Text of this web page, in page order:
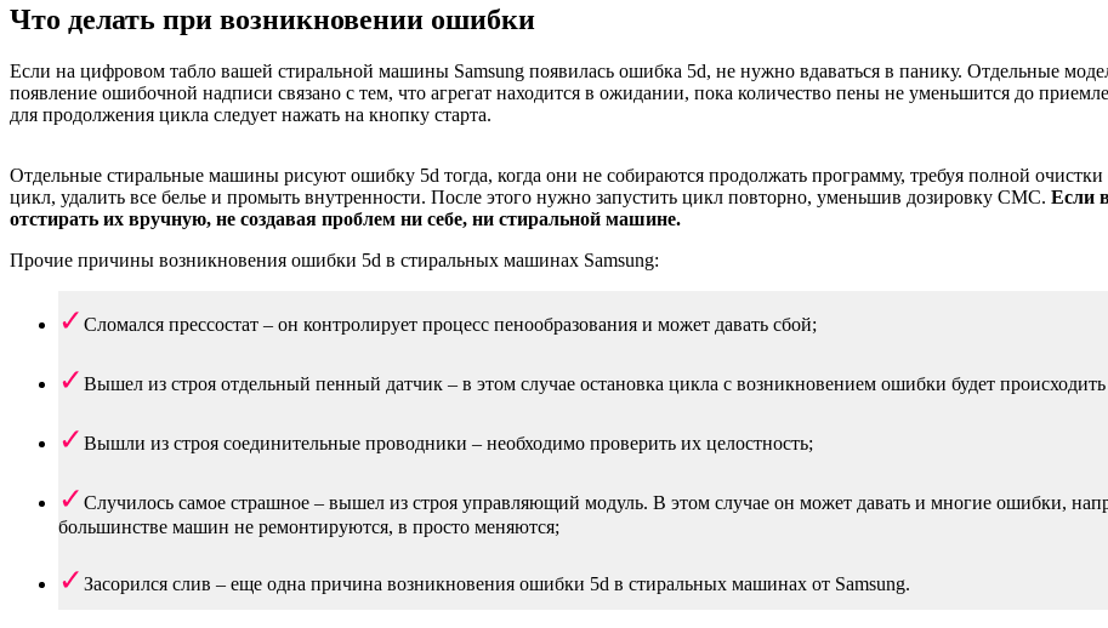
Что делать при возникновении ошибки
Если на цифровом табло вашей стиральной машины Samsung появилась ошибка 5d, не нужно вдаваться в панику. Отдельные
появление ошибочной надписи связано с тем, что агрегат находится в ожидании, пока количество пены не уменьшится до
для продолжения цикла следует нажать на кнопку старта.
Отдельные стиральные машины рисуют ошибку 5d тогда, когда они не собираются продолжать программу, требуя полной очистки
цикл, удалить все белье и промыть внутренности. После этого нужно запустить цикл повторно, уменьшив дозировку СМС. Если
отстирать их вручную, не создавая проблем ни себе, ни стиральной машине.
Прочие причины возникновения ошибки 5d в стиральных машинах Samsung:
Сломался прессостат – он контролирует процесс пенообразования и может давать сбой;
Вышел из строя отдельный пенный датчик – в этом случае остановка цикла с возникновением ошибки будет
Вышли из строя соединительные проводники – необходимо проверить их целостность;
Случилось самое страшное – вышел из строя управляющий модуль. В этом случае он может давать и многие ошибки,
большинстве машин не ремонтируются, в просто меняются;
Засорился слив – еще одна причина возникновения ошибки 5d в стиральных машинах от Samsung.